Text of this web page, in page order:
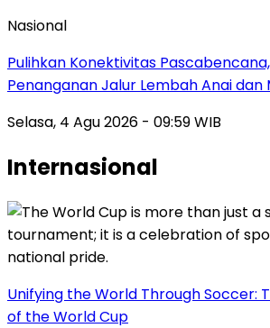
Nasional
Pulihkan Konektivitas
Penanganan Jalur Lembah Anai dan
Selasa, 4 Agu 2026 - 09:59 WIB
Internasional
Unifying the World Through Soccer:
of the World Cup